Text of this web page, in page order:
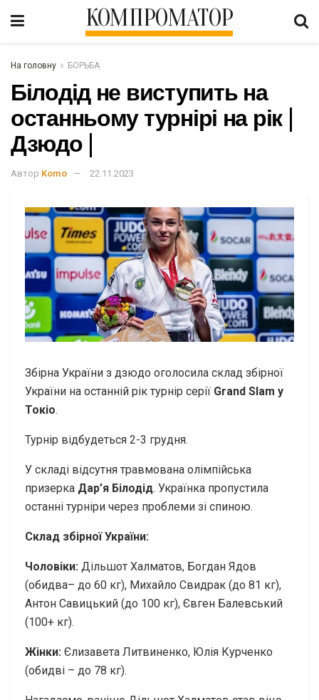
КОМПРОМАТОР
На головну БОРЬБА
Білодід не виступить на
останньому турнірі на рік |
Дзюдо |
Автор Komo 22.11.2023
Збірна України з дзюдо оголосила склад збірної
України на останній рік турнір серії Grand Slam у
Токіо.
Турнір відбудеться 2-3 грудня.
У складі відсутня травмована олімпійська
призерка Дар’я Білодід. Українка пропустила
останні турніри через проблеми зі спиною.
Склад збірної України:
Чоловіки: Дільшот Халматов, Богдан Ядов
(обидва– до 60 кг), Михайло Свидрак (до 81 кг),
Антон Савицький (до 100 кг), Євген Балевський
(100+ кг).
Жінки: Єлизавета Литвиненко, Юлія Курченко
(обидві – до 78 кг).